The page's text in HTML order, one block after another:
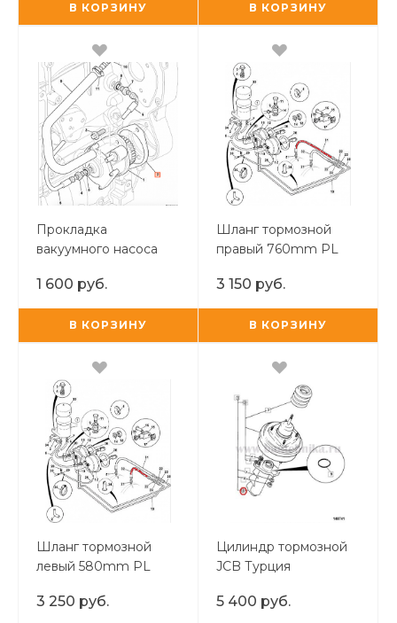
В КОРЗИНУ В КОРЗИНУ
Прокладка
вакуумного насоса
1 600 руб.
В КОРЗИНУ
Шланг тормозной
правый 760mm PL
3 150 руб.
В КОРЗИНУ
Шланг тормозной
левый 580mm PL
3 250 руб.
Цилиндр тормозной
JCB Турция
5 400 руб.